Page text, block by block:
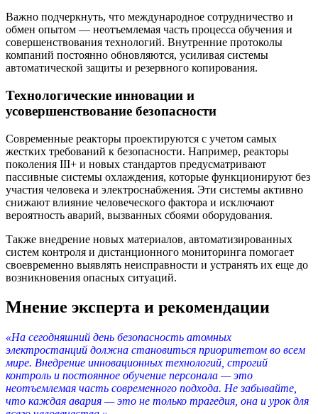
Важно подчеркнуть, что международное сотрудничество и
обмен опытом — неотъемлемая часть процесса обучения и
совершенствования технологий. Внутренние протоколы
компаний постоянно обновляются, усиливая системы
автоматической защиты и резервного копирования.
Технологические инновации и
усовершенствование безопасности
Современные реакторы проектируются с учетом самых
жестких требований к безопасности. Например, реакторы
поколения III+ и новых стандартов предусматривают
пассивные системы охлаждения, которые функционируют без
участия человека и электроснабжения. Эти системы активно
снижают влияние человеческого фактора и исключают
вероятность аварий, вызванных сбоями оборудования.
Также внедрение новых материалов, автоматизированных
систем контроля и дистанционного мониторинга помогает
своевременно выявлять неисправности и устранять их еще до
возникновения опасных ситуаций.
Мнение эксперта и рекомендации
«На сегодняшний день безопасность атомных
электростанций должна становиться приоритетом во всем
мире. Внедрение инновационных технологий, строгий
контроль и постоянное обучение персонала — это
неотъемлемая часть современного подхода. Не забывайте,
что каждая авария — это не только трагедия, она и урок для